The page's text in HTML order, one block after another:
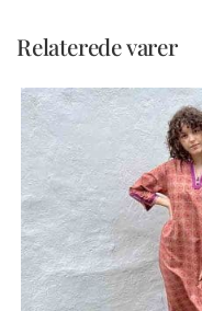
Relaterede varer